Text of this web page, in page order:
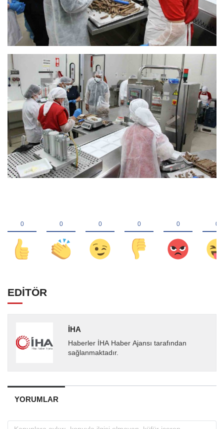
EDİTÖR
İHA
Haberler İHA Haber Ajansı tarafından
sağlanmaktadır.
YORUMLAR